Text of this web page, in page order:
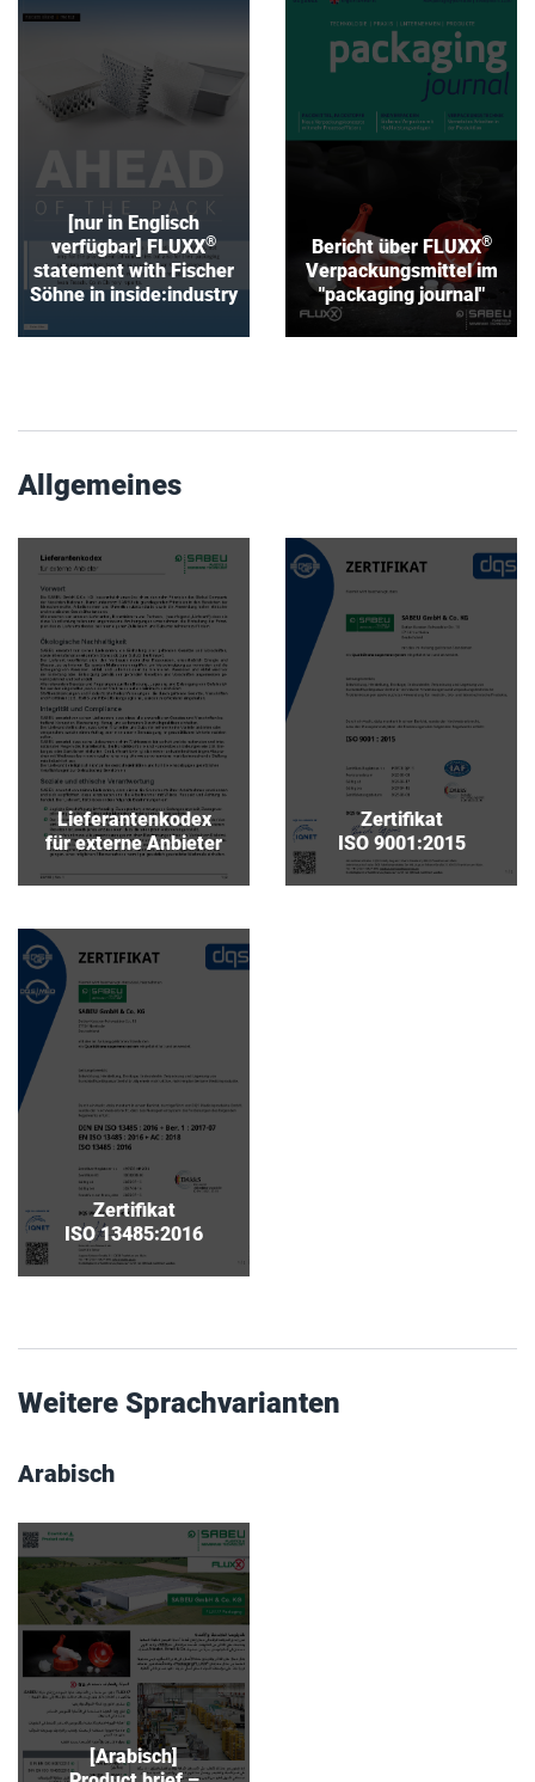
[nur in Englisch
verfügbar] FLUXX®
statement with Fischer
Söhne in inside:industry
[nur in Englisch
statement with Fischer
Söhne in inside:industry
Download
Bericht über FLUXX®
Verpackungsmittel im
"packaging journal"
Bericht über FLUXX
Verpackungsmittel im
"packaging journal"
Allgemeines
Lieferantenkodex
für externe Anbieter
Lieferantenkodex
für externe Anbieter
Download
Zertifikat
ISO 9001:2015
Zertifikat
ISO 9001:2015
Download
Zertifikat
ISO 13485:2016
Zertifikat
ISO 13485:2016
Download
Weitere Sprachvarianten
Arabisch
[Arabisch]
Product brief –
FLUXX
Packaging
made by SABEU
Download